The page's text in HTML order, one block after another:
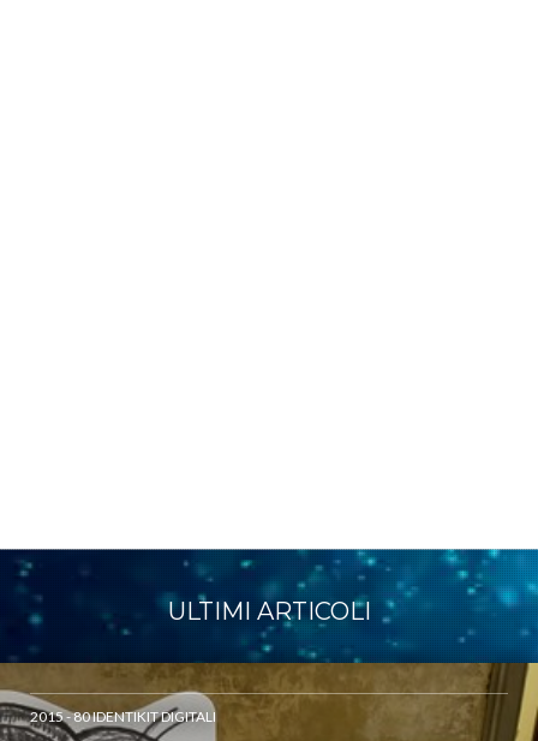
ULTIMI ARTICOLI
2015 - 80 IDENTIKIT DIGITALI